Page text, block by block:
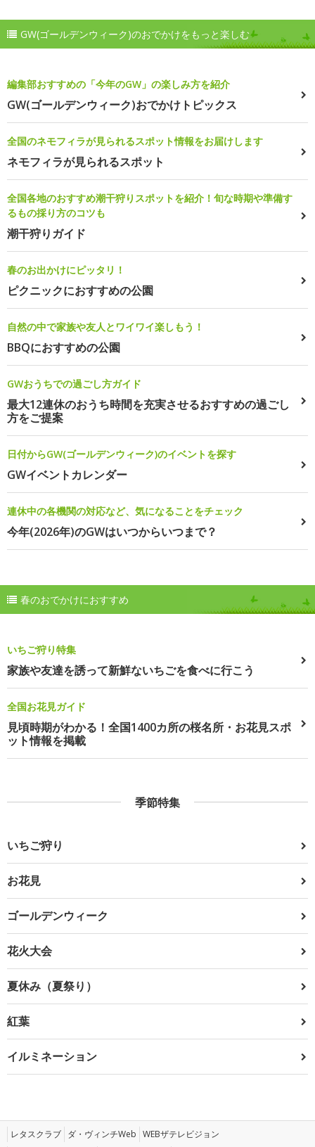
GW(ゴールデンウィーク)のおでかけをもっと楽しむ
編集部おすすめの「今年のGW」の楽しみ方を紹介
GW(ゴールデンウィーク)おでかけトピックス
全国のネモフィラが見られるスポット情報をお届けします
ネモフィラが見られるスポット
全国各地のおすすめ潮干狩りスポットを紹介！旬な時期や準備す
るもの採り方のコツも
潮干狩りガイド
春のお出かけにピッタリ！
ピクニックにおすすめの公園
自然の中で家族や友人とワイワイ楽しもう！
BBQにおすすめの公園
GWおうちでの過ごし方ガイド
最大12連休のおうち時間を充実させるおすすめの過ごし
方をご提案
日付からGW(ゴールデンウィーク)のイベントを探す
GWイベントカレンダー
連休中の各機関の対応など、気になることをチェック
今年(2026年)のGWはいつからいつまで？
春のおでかけにおすすめ
いちご狩り特集
家族や友達を誘って新鮮ないちごを食べに行こう
全国お花見ガイド
見頃時期がわかる！全国1400カ所の桜名所・お花見スポ
ット情報を掲載
季節特集
いちご狩り
お花見
ゴールデンウィーク
花火大会
夏休み（夏祭り）
紅葉
イルミネーション
レタスクラブ ダ・ヴィンチWeb WEBザテレビジョン